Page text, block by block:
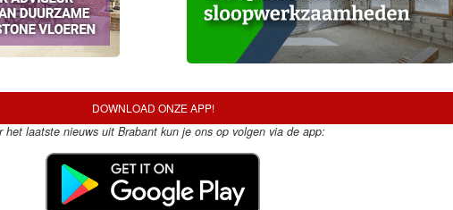
DOWNLOAD ONZE APP!
het laatste nieuws uit Brabant kun je ons op volgen via de app: